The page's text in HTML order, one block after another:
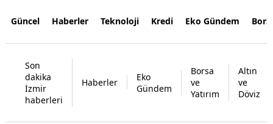
Güncel Haberler Teknoloji Kredi Eko Gündem
Son
dakika
İzmir
haberleri
Haberler
Eko
Gündem
Borsa
ve
Yatırım
Altın
ve
Döviz